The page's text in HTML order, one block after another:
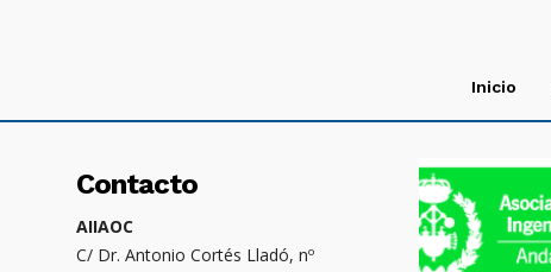
Inicio
Contacto
AIIAOC
C/ Dr. Antonio Cortés Lladó, nº